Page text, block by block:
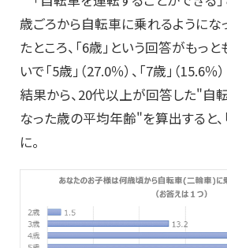
歳ごろから自転車に乗れるようにな
たところ、「6歳」という回答がもっと
いで「5歳」（27.0％）、「7歳」（15.6
結果から、20代以上が回答した"自
なった歳の平均年齢"を算出すると、
に。